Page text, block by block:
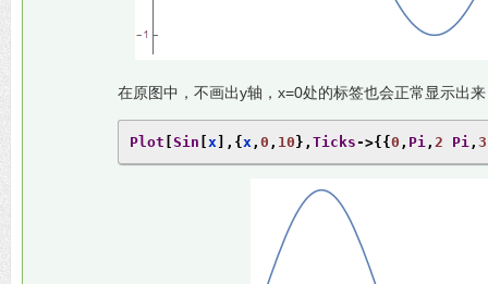
在原图中，不画出y轴，x=0处的标签也会正常显示出来
Plot [Sin [x ],{x , 0 , 10}, Ticks ->{{0 , Pi , 2 Pi , 3